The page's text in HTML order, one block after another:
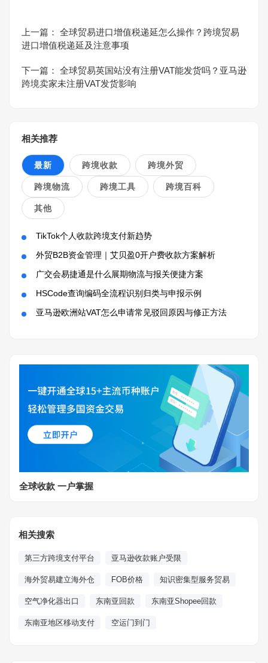
上一篇： 全球贸易进口增值税递延怎么操作？跨境贸易
进口增值税递延及注意事项
下一篇： 全球贸易英国站没有注册VAT能发货吗？亚马逊
跨境卖家未注册VAT发货影响
相关推荐
最新 跨境收款 跨境外贸
跨境物流 跨境工具 跨境百科
其他
TikTok个人收款跨境支付新趋势
外贸B2B资金管理｜艾贝盈0开户费收款方案解析
广交会易捷通是什么展期物流与报关便捷方案
HSCode查询编码全流程识别归类与申报示例
亚马逊欧洲站VAT怎么申请常见驳回原因与修正方法
全球收款 一户掌握
相关搜索
第三方跨境支付平台 亚马逊收款账户受限
海外贸易建立海外仓 FOB价格 知识密集型服务贸易
空气净化器出口 东南亚回款 东南亚Shopee回款
东南亚地区移动支付 空运门到门